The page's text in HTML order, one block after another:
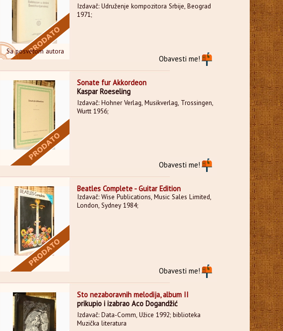
Sa posvetom autora
Izdavač: Udruženje kompozitora Srbije, Beograd
1971;
Obavesti me!
Sonate fur Akkordeon
Kaspar Roeseling
Izdavač: Hohner Verlag, Musikverlag, Trossingen,
Wurtt 1956;
Obavesti me!
Beatles Complete - Guitar Edition
Izdavač: Wise Publications, Music Sales Limited,
London, Sydney 1984;
Obavesti me!
Sto nezaboravnih melodija, album II
prikupio i izabrao Aco Dogandžić
Izdavač: Data-Comm, Užice 1992; biblioteka
Muzička literatura